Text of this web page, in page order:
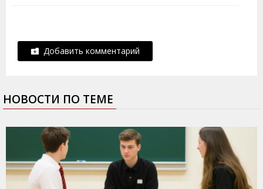
Добавить комментарий
НОВОСТИ ПО ТЕМЕ